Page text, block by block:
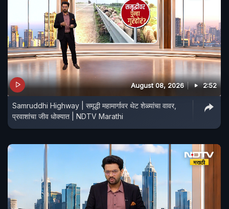
August 08, 2026 2:52
Samruddhi Highway | समृद्धी महामार्गावर थेट शेळ्यांचा वावर,
प्रवाशांचा जीव धोक्यात | NDTV Marathi